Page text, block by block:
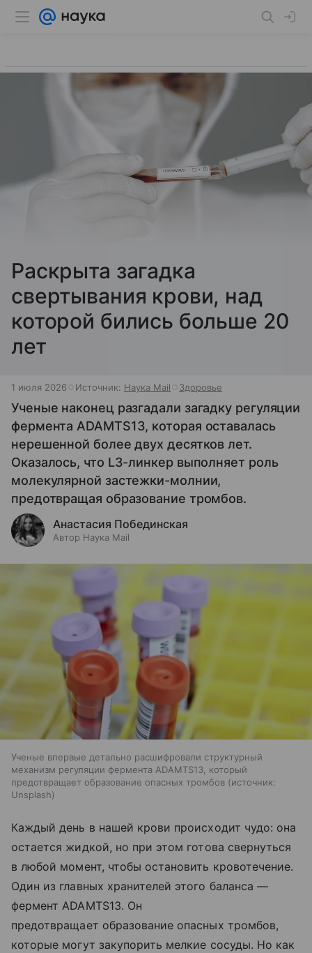
Раскрыта загадка
свертывания крови, над
которой бились больше 20
лет
1 июля 2026 Источник: Наука Mail Здоровье
Ученые наконец разгадали загадку регуляции
фермента ADAMTS13, которая оставалась
нерешенной более двух десятков лет.
Оказалось, что L3-линкер выполняет роль
молекулярной застежки-молнии,
предотвращая образование тромбов.
Анастасия Побединская
Автор Наука Mail
Ученые впервые детально расшифровали структурный
механизм регуляции фермента ADAMTS13, который
предотвращает образование опасных тромбов
источник:
Unsplash
Каждый день в нашей крови происходит чудо: она
остается жидкой, но при этом готова свернуться
в любой момент, чтобы остановить кровотечение.
Один из главных хранителей этого баланса —
фермент ADAMTS13. Он
предотвращает образование опасных тромбов,
которые могут закупорить мелкие сосуды. Но как